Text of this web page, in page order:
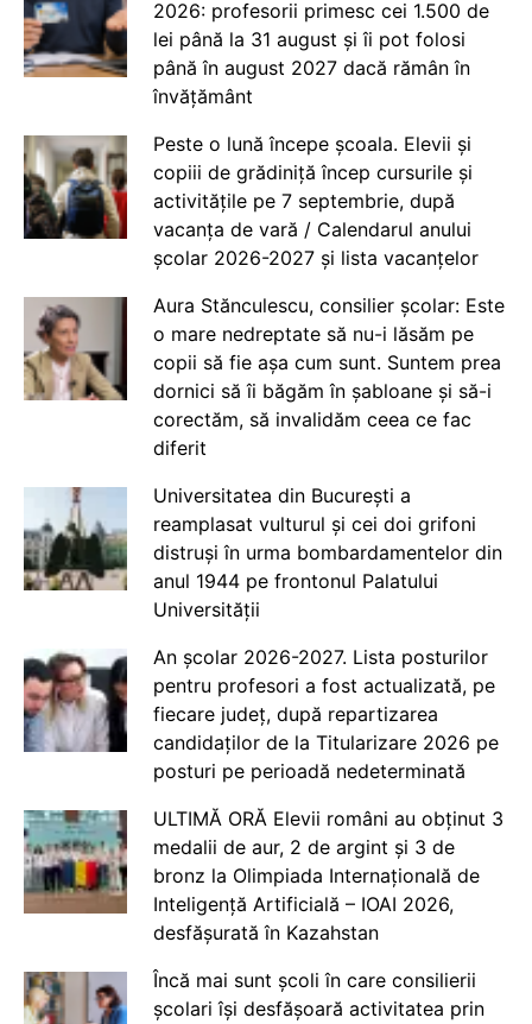
2026: profesorii primesc cei 1.500 de
lei până la 31 august și îi pot folosi
până în august 2027 dacă rămân în
învățământ
Peste o lună începe școala. Elevii și
copiii de grădiniță încep cursurile și
activitățile pe 7 septembrie, după
vacanța de vară / Calendarul anului
școlar 2026-2027 și lista vacanțelor
Aura Stănculescu, consilier școlar: Este
o mare nedreptate să nu-i lăsăm pe
copii să fie așa cum sunt. Suntem prea
dornici să îi băgăm în șabloane și să-i
corectăm, să invalidăm ceea ce fac
diferit
Universitatea din București a
reamplasat vulturul și cei doi grifoni
distruși în urma bombardamentelor din
anul 1944 pe frontonul Palatului
Universității
An școlar 2026-2027. Lista posturilor
pentru profesori a fost actualizată, pe
fiecare județ, după repartizarea
candidaților de la Titularizare 2026 pe
posturi pe perioadă nedeterminată
ULTIMĂ ORĂ Elevii români au obținut 3
medalii de aur, 2 de argint și 3 de
bronz la Olimpiada Internațională de
Inteligență Artificială – IOAI 2026,
desfășurată în Kazahstan
Încă mai sunt școli în care consilierii
școlari își desfășoară activitatea prin